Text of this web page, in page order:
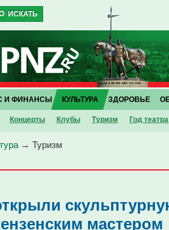
И ФИНАНСЫ КУЛЬТУРА
Концерты Клубы Туризм Год театра
ЗДОРОВЬЕ
→ Туризм
мастером